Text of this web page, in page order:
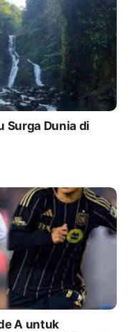
Surga Dunia di
A untuk